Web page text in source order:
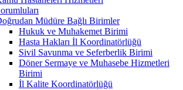
Müdüre Bağlı Birimler
Hukuk ve Muhakemet Birimi
Hasta Hakları İl Koordinatörlüğü
Sivil Savunma ve Seferberlik Birimi
Döner Sermaye ve Muhasebe Hizmetleri
Birimi
İl Kalite Koordinatörlüğü